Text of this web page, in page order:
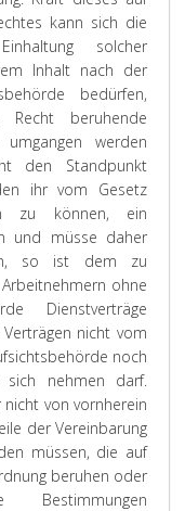
kann sich die
solcher
Inhalt nach der
bedürfen,
beruhende
werden
den Standpunkt
ihr vom Gesetz
zu können, ein
und müsse daher
so ist dem zu
ohne
Dienstverträge
nicht vom
noch
sich nehmen darf.
von vornherein
der Vereinbarung
müssen, die auf
beruhen oder
Bestimmungen